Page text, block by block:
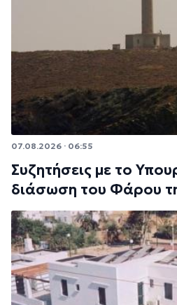
07.08.2026 · 06:55
Συζητήσεις με το
διάσωση του Φάρου